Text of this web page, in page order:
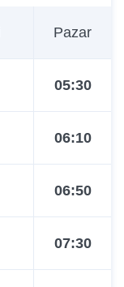
Pazar
05:30
06:10
06:50
07:30